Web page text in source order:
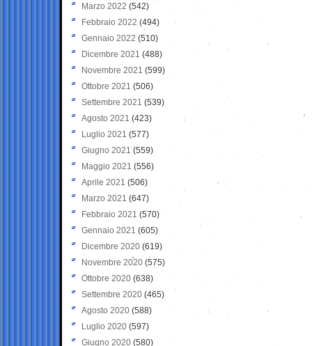
Marzo 2022 (542)
Febbraio 2022 (494)
Gennaio 2022 (510)
Dicembre 2021 (488)
Novembre 2021 (599)
Ottobre 2021 (506)
Settembre 2021 (539)
Agosto 2021 (423)
Luglio 2021 (577)
Giugno 2021(559)
Maggio 2021 (556)
Aprile 2021 (506)
Marzo 2021 (647)
Febbraio 2021 (570)
Gennaio 2021 (605)
Dicembre 2020 (619)
Novembre 2020 (575)
Ottobre 2020 (638)
Settembre 2020(465)
Agosto 2020 (588)
Luglio 2020 (597)
Giugno 2020 (580)